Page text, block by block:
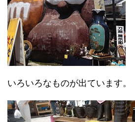
いろいろなものが出ています。